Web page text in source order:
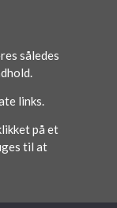
således
links.
på et
til at